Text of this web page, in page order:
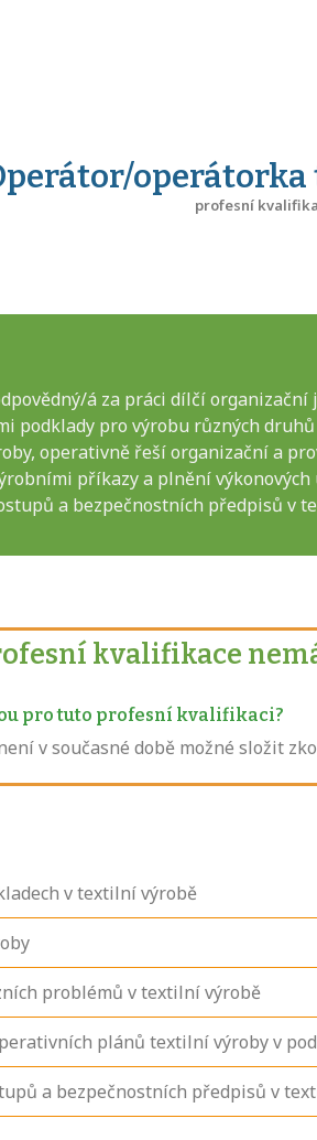
profesní
á za práci dílčí
podklady pro výrobu různých
operativně řeší organizační a
příkazy a plnění
a bezpečnostních předpisů v
kvalifikace
pro tuto profesní kvalifikaci?
v současné době možné složit
v textilní výrobě
problémů v textilní výrobě
plánů textilní výroby v
a bezpečnostních předpisů v